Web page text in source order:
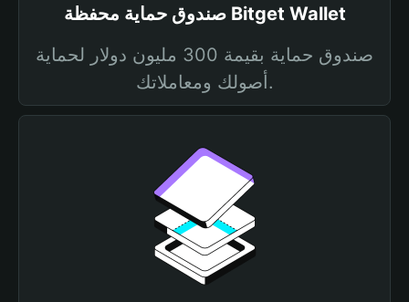
صندوق حماية محفظة Bitget Wallet
صندوق حماية بقيمة 300 مليون دولار لحماية
أصولك ومعاملاتك.